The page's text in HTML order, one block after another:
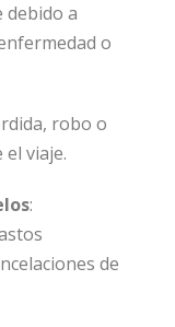
debido a
o
robo o
viaje.
:
de